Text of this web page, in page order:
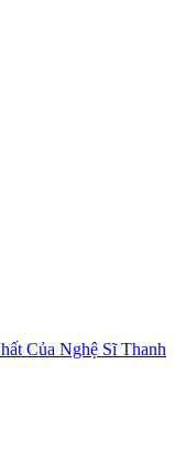
Của Nghệ Sĩ Thanh